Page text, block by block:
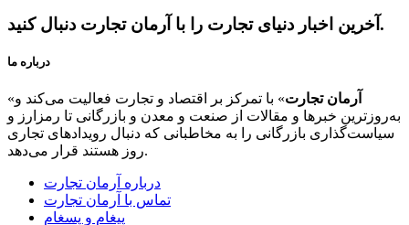
آخرین اخبار دنیای تجارت را با آرمان تجارت دنبال کنید.
درباره ما
« آرمان تجارت» با تمرکز بر اقتصاد و تجارت فعالیت می‌کند و
به‌روزترین خبرها و مقالات از صنعت و معدن و بازرگانی تا رمزارز و
سیاست‌گذاری بازرگانی را به مخاطبانی که دنبال رویدادهای تجاری
روز هستند قرار می‌دهد.
درباره آرمان تجارت
تماس با آرمان تجارت
پیغام و پسغام